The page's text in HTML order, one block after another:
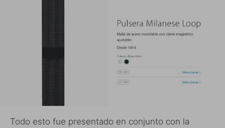
Todo esto fue presentado en conjunto con la